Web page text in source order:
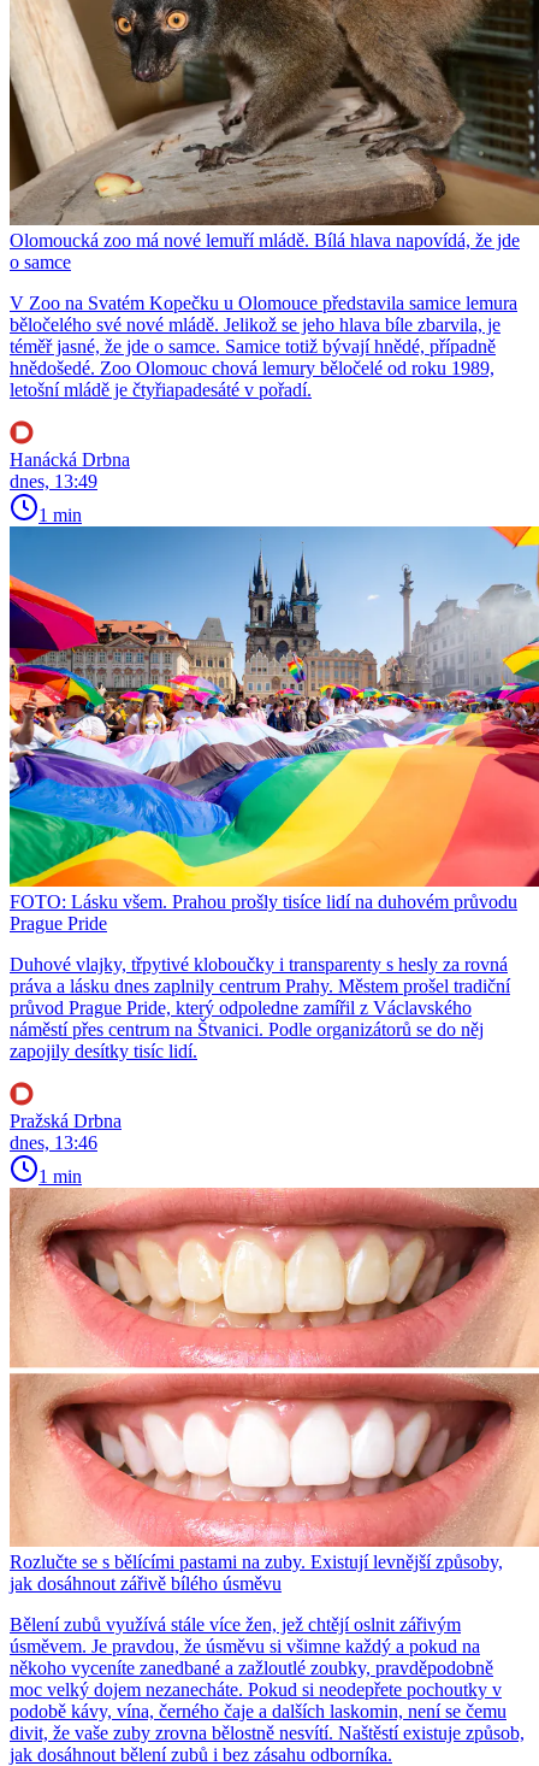
Olomoucká zoo má nové lemuří mládě. Bílá hlava napovídá, že jde
o samce
V Zoo na Svatém Kopečku u Olomouce představila samice lemura
běločelého své nové mládě. Jelikož se jeho hlava bíle zbarvila, je
téměř jasné, že jde o samce. Samice totiž bývají hnědé, případně
hnědošedé. Zoo Olomouc chová lemury běločelé od roku 1989,
letošní mládě je čtyřiapadesáté v pořadí.
Hanácká Drbna
dnes, 13:49
1 min
FOTO: Lásku všem. Prahou prošly tisíce lidí na duhovém průvodu
Prague Pride
Duhové vlajky, třpytivé kloboučky i transparenty s hesly za rovná
práva a lásku dnes zaplnily centrum Prahy. Městem prošel tradiční
průvod Prague Pride, který odpoledne zamířil z Václavského
náměstí přes centrum na Štvanici. Podle organizátorů se do něj
zapojily desítky tisíc lidí.
Pražská Drbna
dnes, 13:46
1 min
Rozlučte se s bělícími pastami na zuby. Existují levnější způsoby,
jak dosáhnout zářivě bílého úsměvu
Bělení zubů využívá stále více žen, jež chtějí oslnit zářivým
úsměvem. Je pravdou, že úsměvu si všimne každý a pokud na
někoho vyceníte zanedbané a zažloutlé zoubky, pravděpodobně
moc velký dojem nezanecháte. Pokud si neodepřete pochoutky v
podobě kávy, vína, černého čaje a dalších laskomin, není se čemu
divit, že vaše zuby zrovna bělostně nesvítí. Naštěstí existuje způsob,
jak dosáhnout bělení zubů i bez zásahu odborníka.